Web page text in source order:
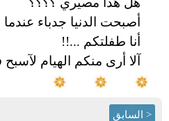
أصبحت الدنيا جدباء
أنا طفلتكم ...!!
آلا أرى منكم الهيام
< السابق